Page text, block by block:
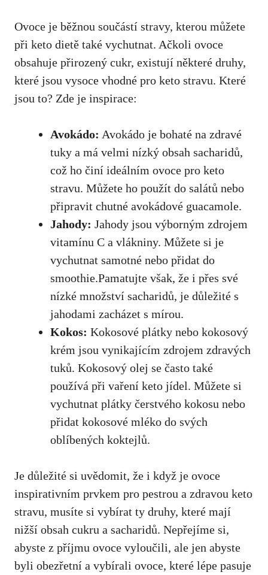
Ovoce je běžnou součástí stravy, kterou můžete
při keto dietě také ​vychutnat. Ačkoli ovoce
obsahuje ⁢přirozený⁣ cukr, existují některé druhy,
které‌ jsou ‍vysoce vhodné pro‍ keto stravu. ⁢Které
jsou to? Zde je inspirace:
Avokádo: Avokádo je bohaté na zdravé
tuky a⁤ má velmi nízký obsah sacharidů,
což ho činí ideálním ovoce pro keto
stravu. ⁣Můžete ho použít do salátů nebo
připravit chutné avokádové guacamole.
Jahody: Jahody jsou výborným zdrojem
vitamínu C a vlákniny. ‍Můžete si je
vychutnat samotné nebo přidat do
smoothie.Pamatujte však, ‌že i přes ⁤své
nízké množství sacharidů, je důležité‌ s
jahodami zacházet s mírou.
Kokos: Kokosové ⁣plátky nebo kokosový
krém jsou vynikajícím zdrojem zdravých‌
tuků. Kokosový olej se často také
používá při vaření keto jídel. ⁢Můžete si
vychutnat plátky čerstvého kokosu nebo
přidat kokosové mléko ⁣do svých
oblíbených koktejlů.
Je důležité si uvědomit, že i když je ovoce​
inspirativním prvkem pro ⁢pestrou a‍ zdravou keto
stravu, musíte si ‌vybírat⁣ ty druhy, které mají
nižší obsah cukru⁤ a sacharidů. ‌Nepřejíme si,​
abyste z ⁢příjmu⁢ ovoce vyloučili, ⁤ale jen abyste
⁣byli ‍obezřetní a⁢ vybírali⁣ ovoce, které lépe pasuje